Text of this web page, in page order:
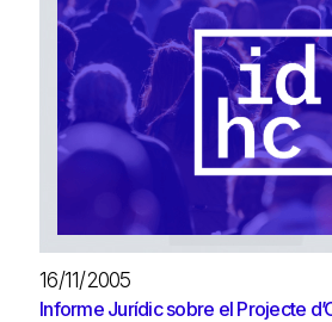
16/11/2005
Informe Jurídic sobre el Projecte